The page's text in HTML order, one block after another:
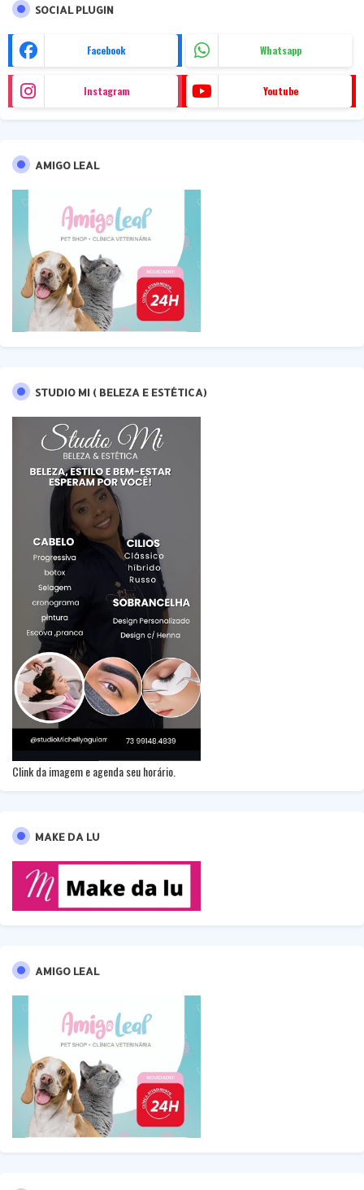
SOCIAL PLUGIN
Facebook Whatsapp
Instagram Youtube
AMIGO LEAL
STUDIO MI ( BELEZA E ESTÉTICA)
Clink da imagem e agenda seu horário.
MAKE DA LU
AMIGO LEAL